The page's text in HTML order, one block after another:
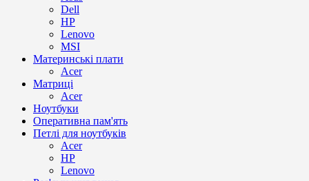
Dell
HP
Lenovo
MSI
Материнські плати
Acer
Матриці
Acer
Ноутбуки
Оперативна пам'ять
Петлі для ноутбуків
Acer
HP
Lenovo